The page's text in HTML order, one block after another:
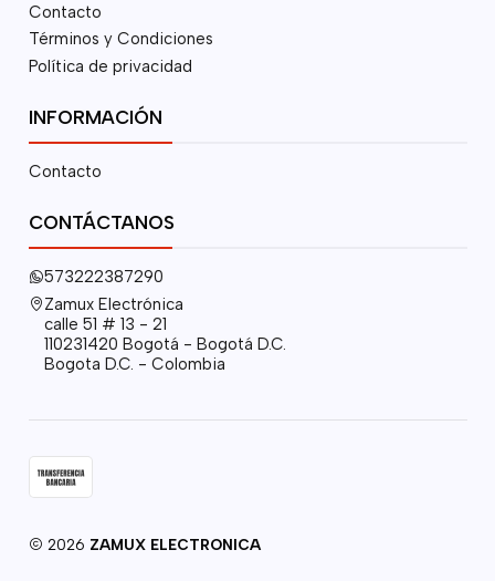
Contacto
Términos y Condiciones
Política de privacidad
INFORMACIÓN
Contacto
CONTÁCTANOS
573222387290
Zamux Electrónica
calle 51 # 13 - 21
110231420 Bogotá - Bogotá D.C.
Bogota D.C. - Colombia
2026 ZAMUX ELECTRONICA